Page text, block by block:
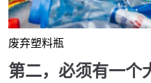
废弃塑料瓶
第二，必须有一个